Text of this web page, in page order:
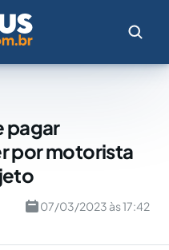
pagar
por motorista
07/03/2023 às 17:42